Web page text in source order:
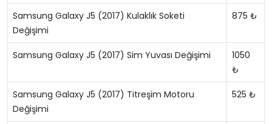
Samsung Galaxy J5 (2017) Kulaklık Soketi
Değişimi
875 ₺
Samsung Galaxy J5 (2017) Sim Yuvası Değişimi
1050
₺
Samsung Galaxy J5 (2017) Titreşim Motoru
Değişimi
525 ₺